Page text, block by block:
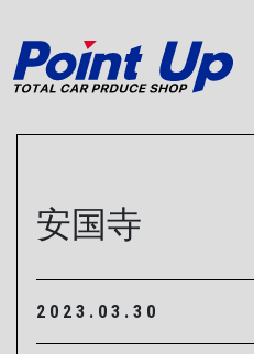
メインナビゲーション
安国寺
2023.03.30